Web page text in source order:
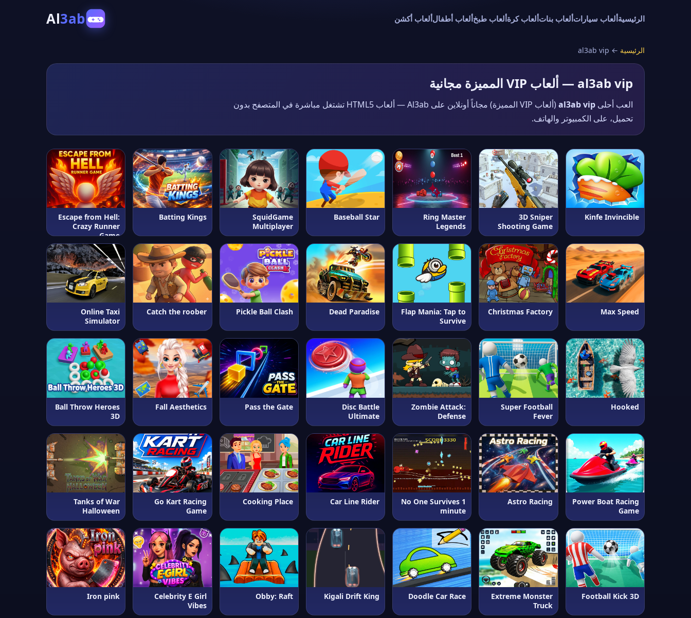
Al3ab الرئيسيةألعاب سياراتألعاب بناتألعاب كرةألعاب طبخألعاب أطفالألعاب أكشن
الرئيسية ←
al3ab vip
al3ab vip — ألعاب VIP المميزة مجانية
العب أحلى al3ab vip
(ألعاب VIP المميزة) مجاناً أونلاين على Al3ab — ألعاب HTML5 تشتغل مباشرة في المتصفح بدون
تحميل، على الكمبيوتر والهاتف.
Kinfe Invincible
3D Sniper
Shooting Game
Ring Master
Legends
Baseball Star
SquidGame
Multiplayer
Batting Kings
Escape from Hell:
Crazy Runner
Game
Max Speed
Christmas Factory
Flap Mania: Tap to
Survive
Dead Paradise
Pickle Ball Clash
Catch the roober
Online Taxi
Simulator
Hooked
Super Football
Fever
Zombie Attack:
Defense
Disc Battle
Ultimate
Pass the Gate
Fall Aesthetics
Ball Throw Heroes
3D
Power Boat Racing
Game
Astro Racing
No One Survives 1
minute
Car Line Rider
Cooking Place
Go Kart Racing
Game
Tanks of War
Halloween
Football Kick 3D
Extreme Monster
Truck
Doodle Car Race
Kigali Drift King
Obby: Raft
Celebrity E Girl
Vibes
Iron pink